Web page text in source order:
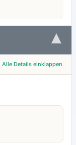
▾
Alle Details einklappen